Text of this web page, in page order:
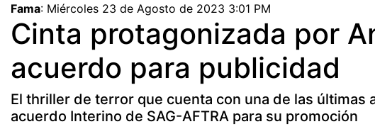
Fama: Miércoles 23 de Agosto de 2023 3:01 PM
Cinta protagonizada por
acuerdo para publicidad
El thriller de terror que cuenta con una de las
acuerdo Interino de SAG-AFTRA para su promoción